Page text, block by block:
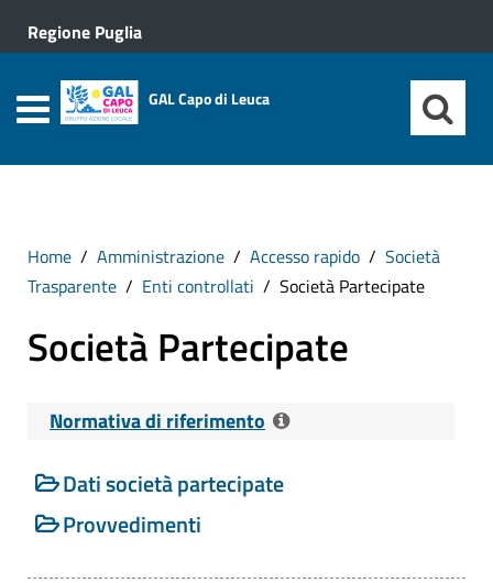
Regione Puglia
GAL Capo di Leuca
Home Amministrazione Accesso rapido
Società
Trasparente
Enti controllati Società Partecipate
Società Partecipate
Normativa di riferimento
Riferimenti normativi:
D. Lgs. 8 aprile 2013 n. 39 Art. 20 -
Dati società partecipate
Provvedimenti